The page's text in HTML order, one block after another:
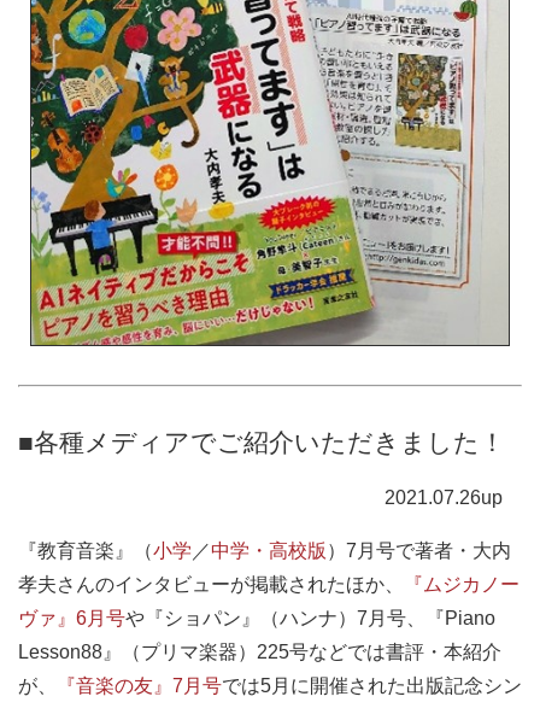
■各種メディアでご紹介いただきました！
2021.07.26up
『教育音楽』（小学 ／中学・高校版 ）7月号で著者・大内
孝夫さんのインタビューが掲載されたほか、
『ムジカノー
ヴァ』6月号や『ショパン』（ハンナ）7月号、『Piano
Lesson88』（プリマ楽器）225号などでは書評・本紹介
が、
『音楽の友』7月号では5月に開催された出版記念シン